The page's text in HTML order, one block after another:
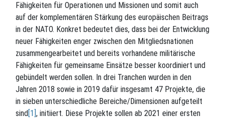
Fähigkeiten für Operationen und Missionen und somit auch
auf der komplementären Stärkung des europäischen Beitrags
in der NATO. Konkret bedeutet dies, dass bei der Entwicklung
neuer Fähigkeiten enger zwischen den Mitgliedsnationen
zusammengearbeitet und bereits vorhandene militärische
Fähigkeiten für gemeinsame Einsätze besser koordiniert und
gebündelt werden sollen. In drei Tranchen wurden in den
Jahren 2018 sowie in 2019 dafür insgesamt 47 Projekte, die
in sieben unterschiedliche Bereiche/Dimensionen aufgeteilt
sind [1] , initiiert. Diese Projekte sollen ab 2021 einer ersten